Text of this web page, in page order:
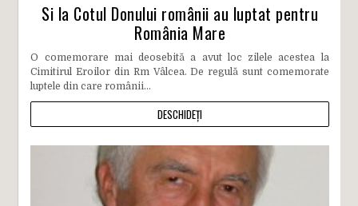
Si la Cotul Donului românii au luptat pentru
România Mare
O comemorare mai deosebită a avut loc zilele acestea la
Cimitirul Eroilor din Rm Vâlcea. De regulă sunt comemorate
luptele din care românii...
DESCHIDEȚI